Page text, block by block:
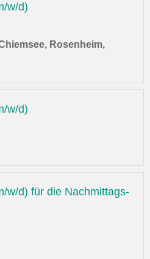
w/d)
Rosenheim,
w/d)
w/d) für die Nachmittags-